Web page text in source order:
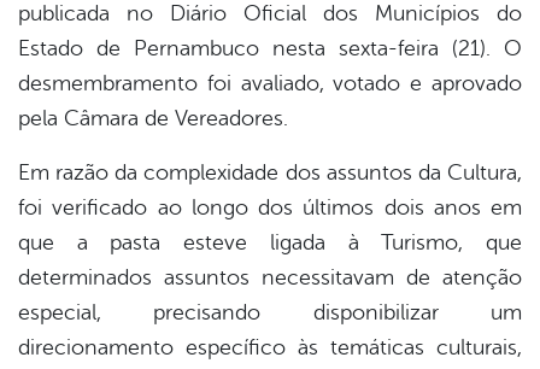
publicada no Diário Oficial dos Municípios do
Estado de Pernambuco nesta sexta-feira (21). O
desmembramento foi avaliado, votado e aprovado
pela Câmara de Vereadores.
Em razão da complexidade dos assuntos da Cultura,
foi verificado ao longo dos últimos dois anos em
que a pasta esteve ligada à Turismo, que
determinados assuntos necessitavam de atenção
especial, precisando disponibilizar um
direcionamento específico às temáticas culturais,